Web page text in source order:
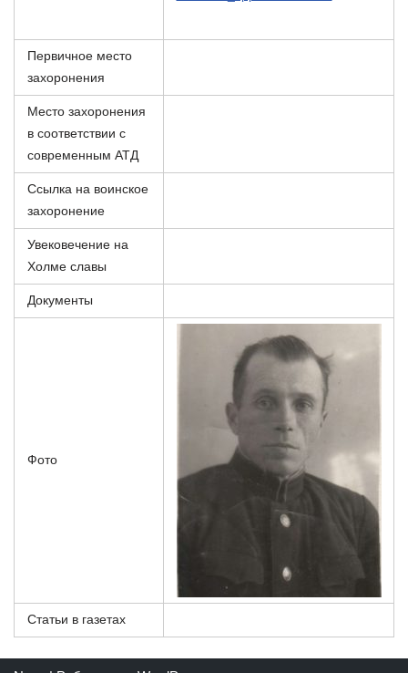
Первичное место
захоронения
Место захоронения
в соответствии с
современным АТД
Ссылка на воинское
захоронение
Увековечение на
Холме славы
Документы
Фото
Статьи в газетах